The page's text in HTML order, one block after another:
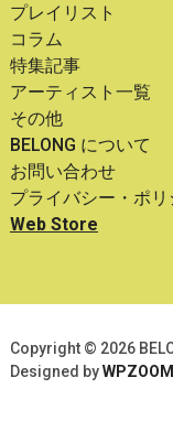
プレイリスト
コラム
特集記事
アーティスト一覧
その他
BELONG について
お問い合わせ
プライバシー・ポリ
Web Store
Copyright © 2026
Designed byWPZOOM